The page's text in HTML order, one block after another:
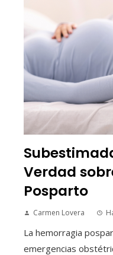
Verdad
Posparto
Carmen Lovera
La hemorragia
emergencias